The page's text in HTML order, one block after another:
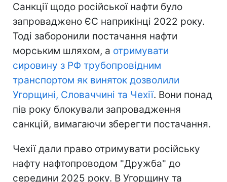
Санкції щодо російської нафти було
запроваджено ЄС наприкінці 2022 року.
Тоді заборонили постачання нафти
морським шляхом, а отримувати
сировину з РФ трубопровідним
транспортом як виняток дозволили
Угорщині, Словаччині та Чехії. Вони понад
пів року блокували запровадження
санкцій, вимагаючи зберегти постачання.
Чехії дали право отримувати російську
нафту нафтопроводом "Дружба" до
середини 2025 року. В Угорщину та